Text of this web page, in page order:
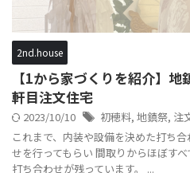
2nd.house
【1から家づくりを紹介】
軒目注文住宅
2023/10/10 初穂料, 地鎮祭, 注
これまで、内装や設備を決めた打ち
せを行ってもらい 間取りからほぼす
打ち合わせが残っています。 ...